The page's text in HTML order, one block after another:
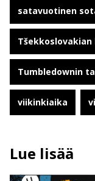
satavuotinen
Tšekkoslovakian
Tumbledownin
viikinkiaika
Lue lisää